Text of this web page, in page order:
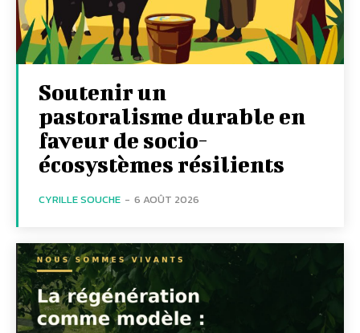
Soutenir un
pastoralisme durable en
faveur de socio-
écosystèmes résilients
CYRILLE SOUCHE - 6 AOÛT 2026